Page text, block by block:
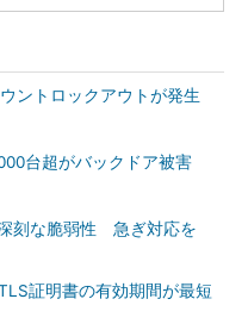
ントロックアウトが発生
台超がバックドア被害
刻な脆弱性 急ぎ対応を
証明書の有効期間が最短